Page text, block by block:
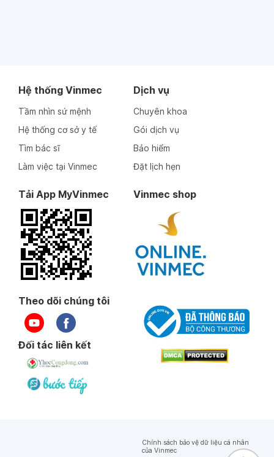
Hệ thống Vinmec
Tầm nhìn sứ mệnh
Hệ thống cơ sở y tế
Tìm bác sĩ
Làm việc tại Vinmec
Dịch vụ
Chuyên khoa
Gói dịch vụ
Bảo hiểm
Đặt lịch hẹn
Tải App MyVinmec Vinmec shop
Theo dõi chúng tôi
Đối tác liên kết
Chính sách bảo vệ dữ liệu cá nhân
của Vinmec